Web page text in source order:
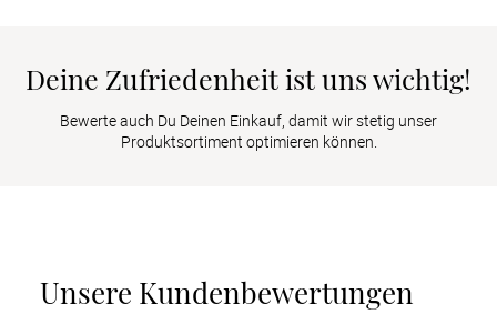
Deine Zufriedenheit ist uns wichtig!
Bewerte auch Du Deinen Einkauf, damit wir stetig unser
Produktsortiment optimieren können.
Unsere Kundenbewertungen